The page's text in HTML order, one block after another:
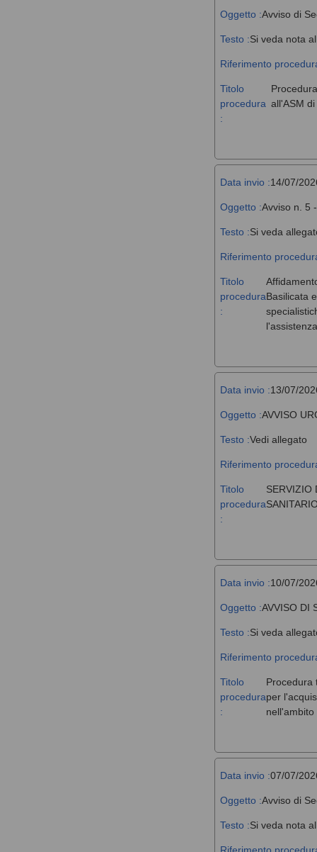
Oggetto :Avviso di
Testo :Si veda nota
Riferimento
Titolo
procedura
:
all'ASM
Data invio :14/07/
Oggetto :Avviso n. 5
Testo :Si veda
Riferimento
Titolo
procedura
:
Basilicata
Data invio :13/07/
Oggetto :AVVISO
Testo :Vedi allegato
Riferimento
Titolo
procedura
:
SERVIZIO
Data invio :10/07/
Oggetto :AVVISO DI
Testo :Si veda
Riferimento
Titolo
procedura
:
Procedura
per
Data invio :07/07/
Oggetto :Avviso di
Testo :Si veda nota